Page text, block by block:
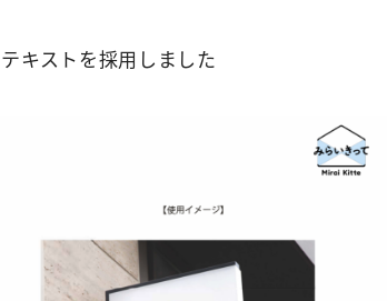
キストを採用しました